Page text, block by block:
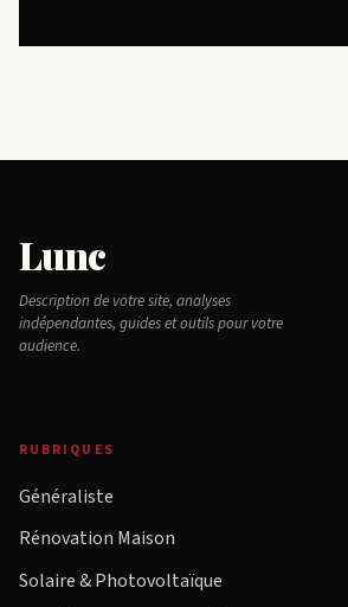
Lunc
Description de votre site, analyses
indépendantes, guides et outils pour votre
audience.
RUBRIQUES
Généraliste
Rénovation Maison
Solaire & Photovoltaïque